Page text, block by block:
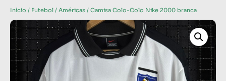
Início / Futebol / Américas / Camisa Colo-Colo Nike 2000 branca